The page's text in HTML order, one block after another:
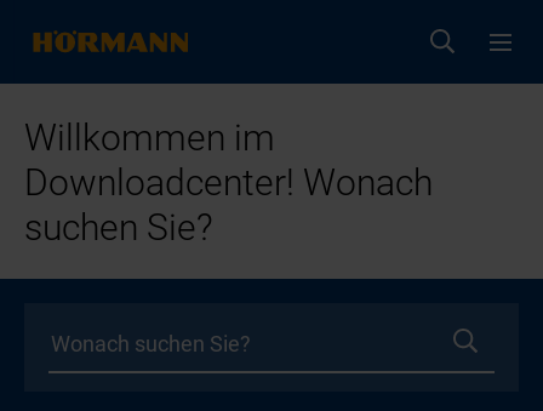
Willkommen im
Downloadcenter! Wonach
suchen Sie?